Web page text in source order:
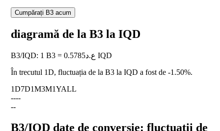
Cumpărați B3 acum
diagramă de la B3 la IQD
B3/IQD:
1 B3 = ع.د0.5785 IQD
În trecutul 1D, fluctuația de la B3 la IQD a fost de -1.50%.
1D7D1M3M1YALL
----
--
B3/IQD date de conversie: fluctuații de